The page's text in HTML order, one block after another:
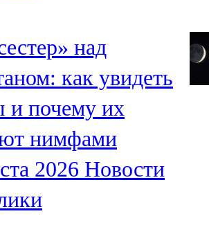
над
как увидеть
и почему их
нимфами
2026 Новости